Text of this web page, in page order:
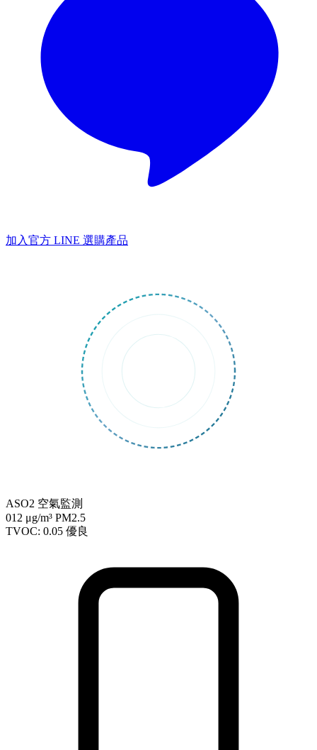
加入官方 LINE 選購產品
ASO2 空氣監測
012 μg/m³ PM2.5
TVOC: 0.05 優良